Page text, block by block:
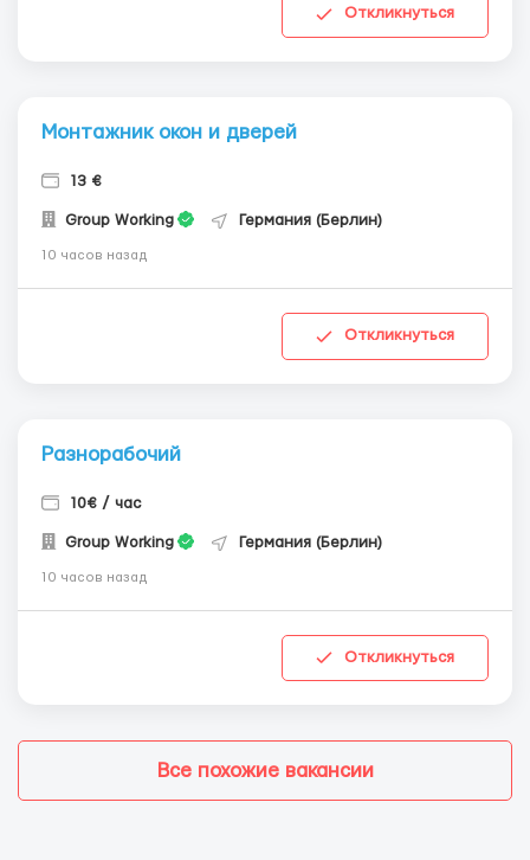
Откликнуться
Монтажник окон и дверей
13 €
Group Working Германия (Берлин)
10 часов назад
Откликнуться
Разнорабочий
10€ / час
Group Working Германия (Берлин)
10 часов назад
Откликнуться
Все похожие вакансии